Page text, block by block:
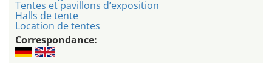
Tentes et pavillons d’exposition
Halls de tente
Location de tentes
Correspondance: